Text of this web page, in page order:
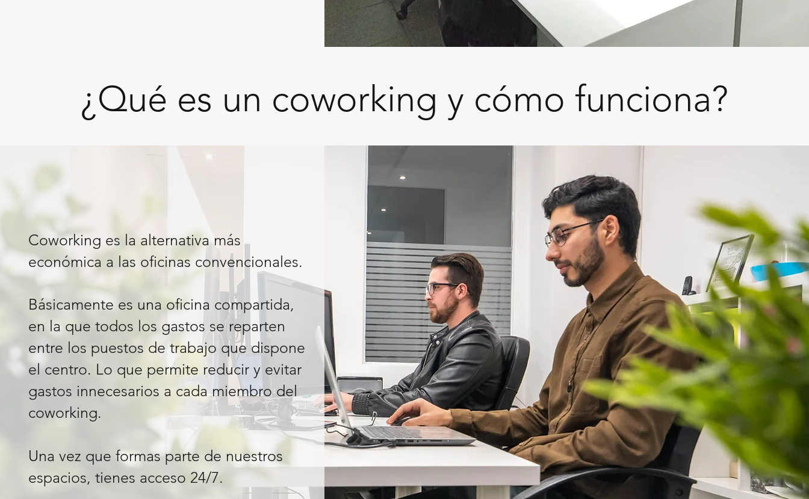
¿Qué es un coworking y cómo funciona?
Coworking es la alternativa más
económica a las oficinas convencionales.
Básicamente es una oficina compartida,
en la que todos los gastos se reparten
entre los puestos de trabajo que dispone
el centro. Lo que permite reducir y evitar
gastos innecesarios a cada miembro del
coworking.
Una vez que formas parte de nuestros
espacios, tienes acceso 24/7.